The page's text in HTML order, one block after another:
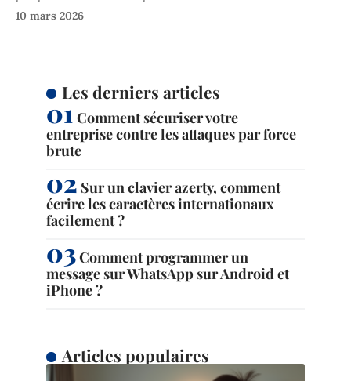
10 mars 2026
Les derniers articles
Comment sécuriser votre
entreprise contre les attaques par force
brute
Sur un clavier azerty, comment
écrire les caractères internationaux
facilement ?
Comment programmer un
message sur WhatsApp sur Android et
iPhone ?
Articles populaires